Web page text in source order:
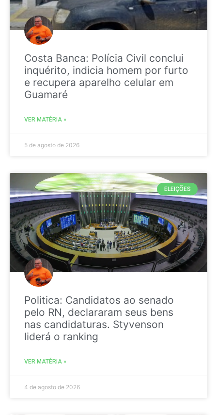
Costa Banca: Polícia Civil conclui
inquérito, indicia homem por furto
e recupera aparelho celular em
Guamaré
VER MATÉRIA »
5 de agosto de 2026
ELEIÇÕES
Politica: Candidatos ao senado
pelo RN, declararam seus bens
nas candidaturas. Styvenson
liderá o ranking
VER MATÉRIA »
4 de agosto de 2026